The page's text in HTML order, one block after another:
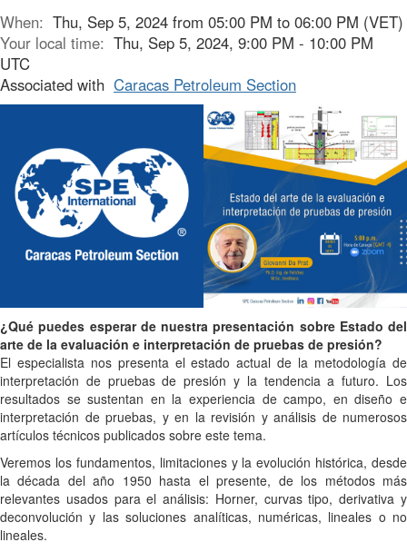
When: Thu, Sep 5, 2024 from 05:00 PM to 06:00 PM (VET)
Your local time: Thu, Sep 5, 2024, 9:00 PM - 10:00 PM
UTC
Associated with Caracas Petroleum Section
¿Qué puedes esperar de nuestra presentación sobre Estado del
arte de la evaluación e interpretación de pruebas de presión?
El especialista nos presenta el estado actual de la metodología de
interpretación de pruebas de presión y la tendencia a futuro. Los
resultados se sustentan en la experiencia de campo, en diseño e
interpretación de pruebas, y en la revisión y análisis de numerosos
artículos técnicos publicados sobre este tema.
Veremos los fundamentos, limitaciones y la evolución histórica, desde
la década del año 1950 hasta el presente, de los métodos más
relevantes usados para el análisis: Horner, curvas tipo, derivativa y
deconvolución y las soluciones analíticas, numéricas, lineales o no
lineales.